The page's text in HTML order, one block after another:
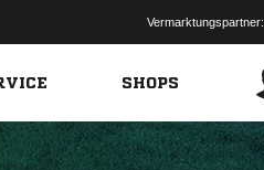
Vermarktungspartner:
SHOPS